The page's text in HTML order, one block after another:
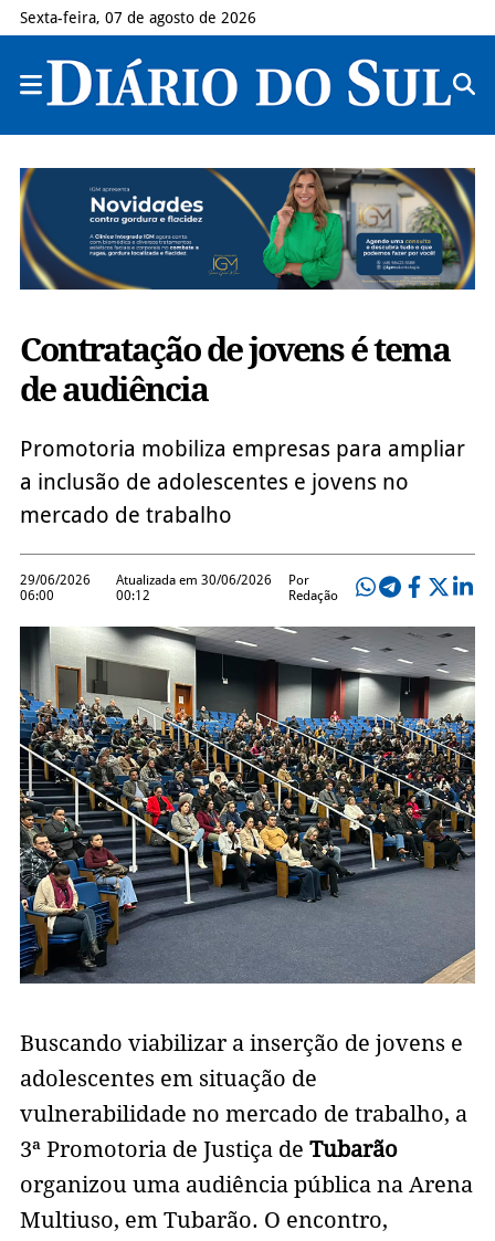
Sexta-feira, 07 de agosto de 2026
Contratação de jovens é tema
de audiência
Promotoria mobiliza empresas para ampliar
a inclusão de adolescentes e jovens no
mercado de trabalho
29/06/2026
06:00
Atualizada em 30/06/2026
00:12
Por
Redação
Buscando viabilizar a inserção de jovens e
adolescentes em situação de
vulnerabilidade no mercado de trabalho, a
3ª Promotoria de Justiça de Tubarão
organizou uma audiência pública na Arena
Multiuso, em Tubarão. O encontro,